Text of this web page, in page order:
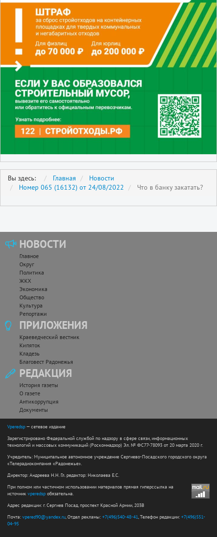
Вы здесь: Главная
Новости
Номер 065 (16132) от 24/08/2022
Что в банку закатать?
НОВОСТИ
Главное
Округ
Политика
ЖКХ
Экономика
Общество
Культура
Репортажи
ПРИЛОЖЕНИЯ
Краеведческий вестник
Кипяток
Кладезь
Благовест Радонежья
РЕДАКЦИЯ
История газеты
О газете
Антикоррупция
Документы
Vperedsp — сетевое издание
Зарегистрировано Федеральной службой по надзору в сфере связи, информационных
технологий и массовых коммуникаций (Роскомнадзор) Эл. № ФС77-78093 от 20 марта 2020 г.
Учредитель: Муниципальное автономное учреждение Сергиево-Посадского городского округа
«Телерадиокомпания «Радонежье».
Директор: Андреева Н.Н. Гл. редактор: Николаева Е.С.
При полном или частичном использовании материалов прямая гиперссылка на
источник vperedsp обязательна.
Адрес редакции: г. Сергиев Посад, проспект Красной Армии, 203В
Почта: vpered90@yandex.ru, Отдел рекламы: +7(496)540-48-41, Телефон редакции: +7(496)551-
04-95